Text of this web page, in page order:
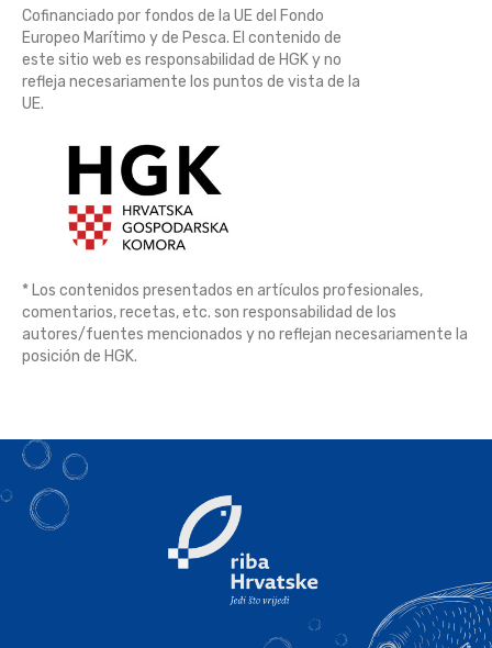
Cofinanciado por fondos de la UE del Fondo
Europeo Marítimo y de Pesca. El contenido de
este sitio web es responsabilidad de HGK y no
refleja necesariamente los puntos de vista de la
UE.
* Los contenidos presentados en artículos profesionales,
comentarios, recetas, etc. son responsabilidad de los
autores/fuentes mencionados y no reflejan necesariamente la
posición de HGK.